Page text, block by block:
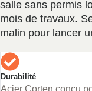
salle sans permis
mois de travaux.
malin pour lancer
Durabilité